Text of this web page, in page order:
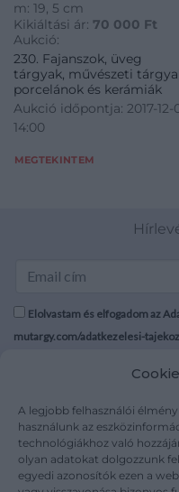
A legjobb felhasználói
használunk az
technológiákhoz való
olyan adatokat dolgozzunk
egyedi azonosítók ezen a
m: 19, 5 cm
Kikiáltási ár: 70 000 Ft
Aukció:
230. Fajanszok, üveg
tárgyak, művészeti
porcelánok és kerámiák
Aukció időpontja: 2017-12-
14:00
MEGTEKINTEM
Elolvastam és elfogadom az
mutargy.com/adatkezelesi-
Médiaajánlat
Karrier
Kapcsolat